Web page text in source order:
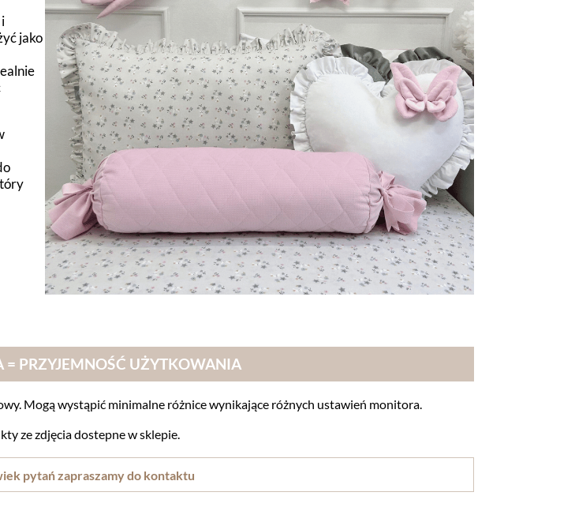
jako
PRZYJEMNOŚĆ UŻYTKOWANIA
Mogą wystąpić minimalne różnice wynikające różnych ustawień monitora.
ze zdjęcia dostepne w sklepie.
pytań zapraszamy do kontaktu